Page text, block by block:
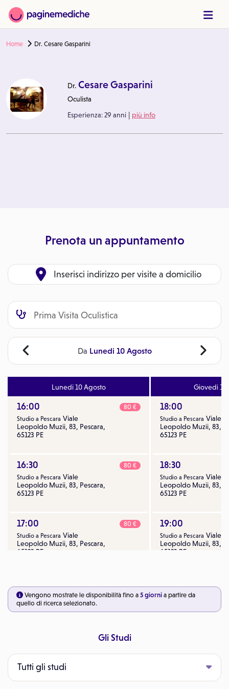
Home Dr. Cesare Gasparini
Dr. Cesare Gasparini
Oculista
Esperienza:29 anni | più info
Prenota un appuntamento
Inserisci indirizzo per visite a domicilio
Lunedi 10 Agosto
16:00 80 €
Studio a Pescara Viale
Leopoldo Muzii, 83, Pescara,
65123 PE
16:30 80 €
Studio a Pescara Viale
Leopoldo Muzii, 83, Pescara,
65123 PE
17:00 80 €
Studio a Pescara Viale
Leopoldo Muzii, 83, Pescara,
65123 PE
Studio a Pescara Viale
Leopoldo Muzii, 83, Pescara,
65123 PE
Giovedi 13
18:00
Studio a Pescara Viale
Leopoldo Muzii, 83,
65123 PE
18:30
Studio a Pescara Viale
Leopoldo Muzii, 83,
65123 PE
19:00
Studio a Pescara Viale
Leopoldo Muzii, 83,
65123 PE
Studio a Pescara
Viale
65123 PE
Da Lunedi 10 Agosto
Vengono mostrate le disponibilità fino a 5 giorni a partire da
quello di ricerca selezionato.
Gli Studi
Tutti gli studi